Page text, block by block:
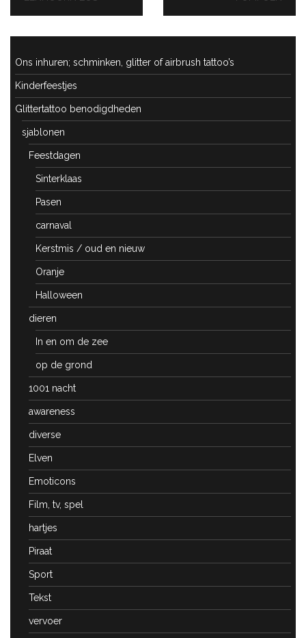
Ons inhuren; schminken, glitter of airbrush tattoo’s
Kinderfeestjes
Glittertattoo benodigdheden
sjablonen
Feestdagen
Sinterklaas
Pasen
carnaval
Kerstmis / oud en nieuw
Oranje
Halloween
dieren
In en om de zee
op de grond
1001 nacht
awareness
diverse
Elven
Emoticons
Film, tv, spel
hartjes
Piraat
Sport
Tekst
vervoer